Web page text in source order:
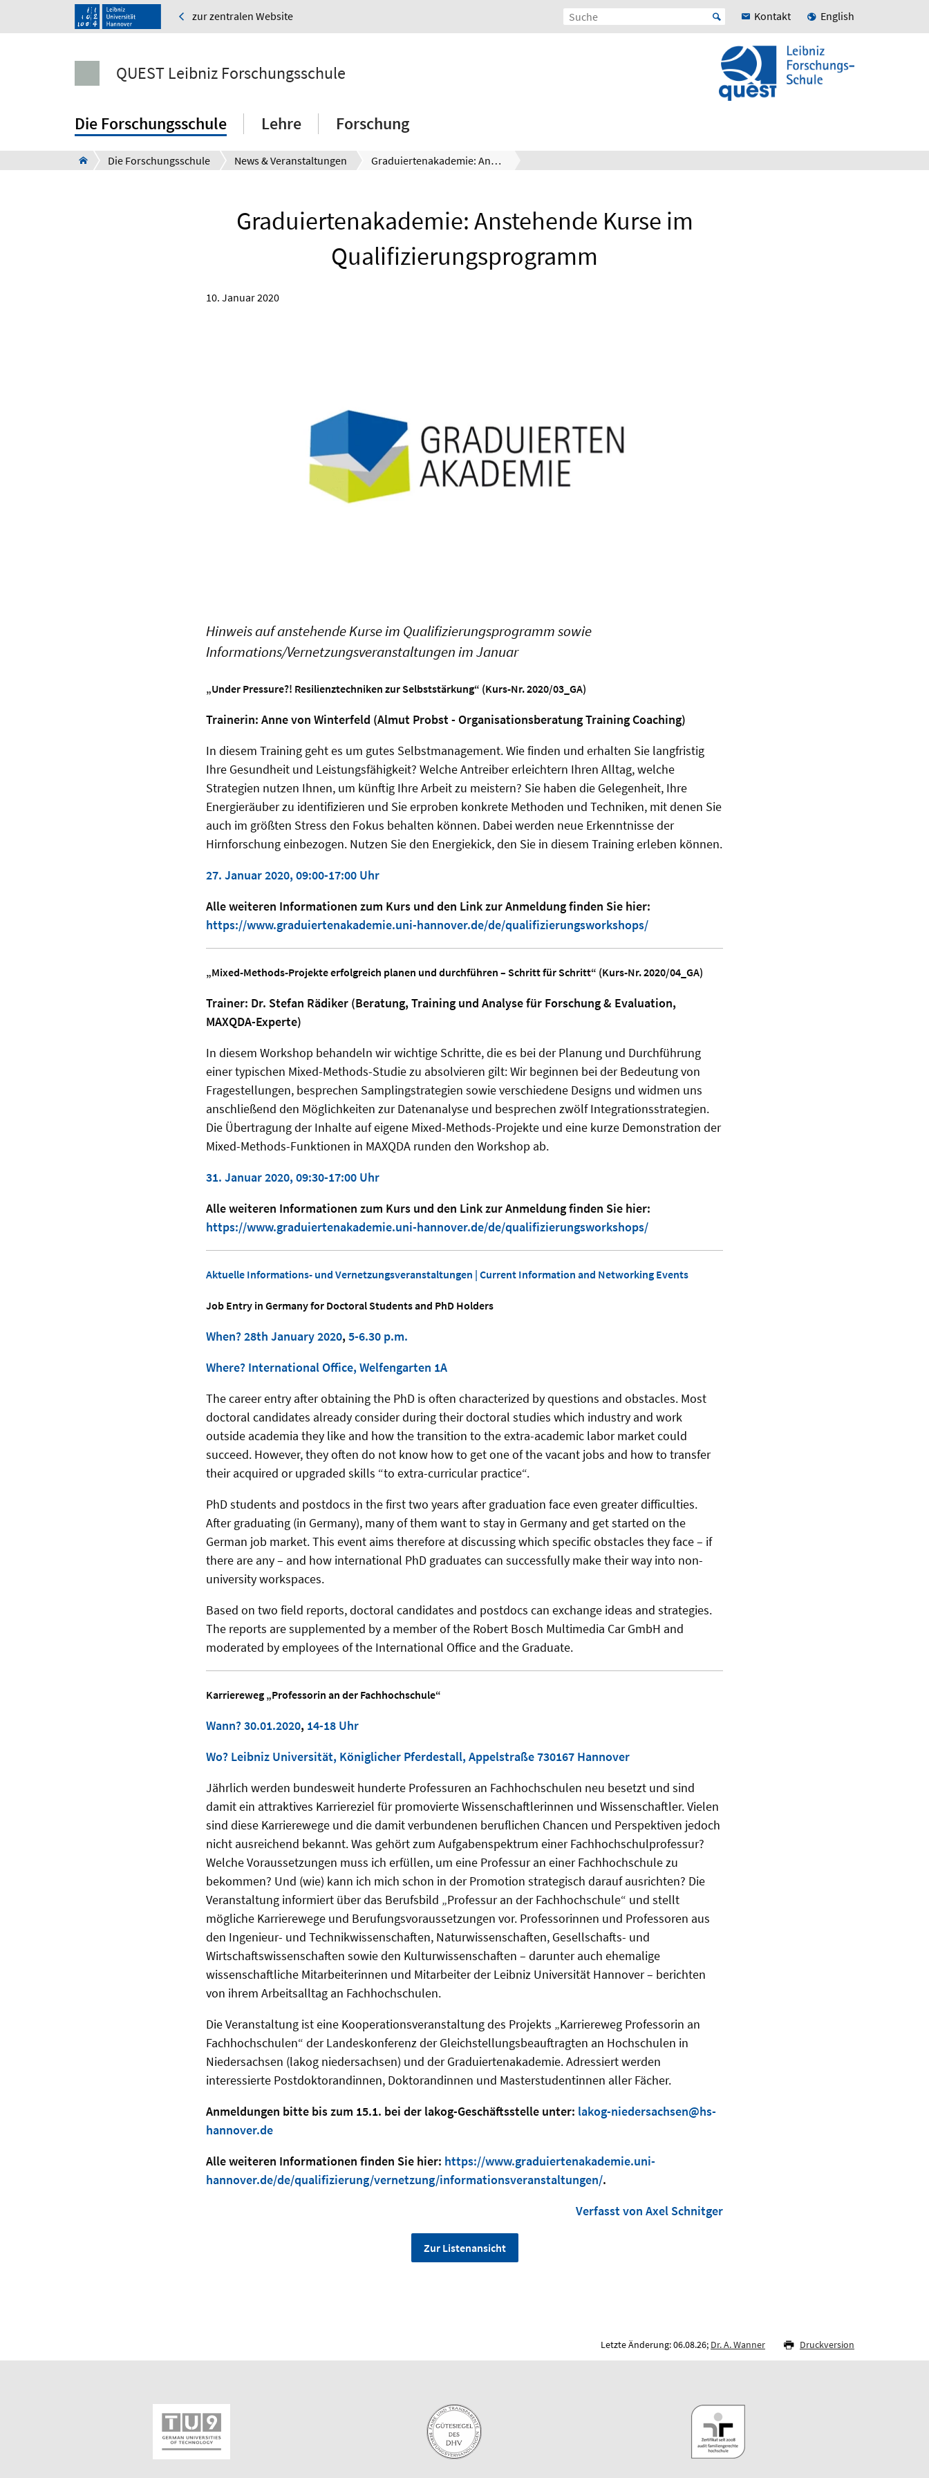
zur zentralen Website Kontakt English
QUEST Leibniz Forschungsschule
Die Forschungsschule Lehre Forschung
Die Forschungsschule News & Veranstaltungen Graduiertenakademie: Anstehende Kurse im Qualifizierungsprogramm
Graduiertenakademie: Anstehende Kurse im
Qualifizierungsprogramm
10. Januar 2020
Hinweis auf anstehende Kurse im Qualifizierungsprogramm sowie
Informations/Vernetzungsveranstaltungen im Januar
„Under Pressure?! Resilienztechniken zur Selbststärkung“ (Kurs-Nr. 2020/03_GA)
Trainerin: Anne von Winterfeld (Almut Probst - Organisationsberatung Training Coaching)
In diesem Training geht es um gutes Selbstmanagement. Wie finden und erhalten Sie langfristig
Ihre Gesundheit und Leistungsfähigkeit? Welche Antreiber erleichtern Ihren Alltag, welche
Strategien nutzen Ihnen, um künftig Ihre Arbeit zu meistern? Sie haben die Gelegenheit, Ihre
Energieräuber zu identifizieren und Sie erproben konkrete Methoden und Techniken, mit denen Sie
auch im größten Stress den Fokus behalten können. Dabei werden neue Erkenntnisse der
Hirnforschung einbezogen. Nutzen Sie den Energiekick, den Sie in diesem Training erleben können.
27. Januar 2020, 09:00-17:00 Uhr
Alle weiteren Informationen zum Kurs und den Link zur Anmeldung finden Sie hier:
https://www.graduiertenakademie.uni-hannover.de/de/qualifizierungsworkshops/
„Mixed-Methods-Projekte erfolgreich planen und durchführen – Schritt für Schritt“ (Kurs-Nr. 2020/04_GA)
Trainer: Dr. Stefan Rädiker (Beratung, Training und Analyse für Forschung & Evaluation,
MAXQDA-Experte)
In diesem Workshop behandeln wir wichtige Schritte, die es bei der Planung und Durchführung
einer typischen Mixed-Methods-Studie zu absolvieren gilt: Wir beginnen bei der Bedeutung von
Fragestellungen, besprechen Samplingstrategien sowie verschiedene Designs und widmen uns
anschließend den Möglichkeiten zur Datenanalyse und besprechen zwölf Integrationsstrategien.
Die Übertragung der Inhalte auf eigene Mixed-Methods-Projekte und eine kurze Demonstration der
Mixed-Methods-Funktionen in MAXQDA runden den Workshop ab.
31. Januar 2020, 09:30-17:00 Uhr
Alle weiteren Informationen zum Kurs und den Link zur Anmeldung finden Sie hier:
https://www.graduiertenakademie.uni-hannover.de/de/qualifizierungsworkshops/
Aktuelle Informations- und Vernetzungsveranstaltungen | Current Information and Networking Events
Job Entry in Germany for Doctoral Students and PhD Holders
When?28th January 2020, 5-6.30 p.m.
Where? International Office, Welfengarten 1A
The career entry after obtaining the PhD is often characterized by questions and obstacles. Most
doctoral candidates already consider during their doctoral studies which industry and work
outside academia they like and how the transition to the extra-academic labor market could
succeed. However, they often do not know how to get one of the vacant jobs and how to transfer
their acquired or upgraded skills “to extra-curricular practice“.
PhD students and postdocs in the first two years after graduation face even greater difficulties.
After graduating (in Germany), many of them want to stay in Germany and get started on the
German job market. This event aims therefore at discussing which specific obstacles they face – if
there are any – and how international PhD graduates can successfully make their way into non-
university workspaces.
Based on two field reports, doctoral candidates and postdocs can exchange ideas and strategies.
The reports are supplemented by a member of the Robert Bosch Multimedia Car GmbH and
moderated by employees of the International Office and the Graduate.
Karriereweg „Professorin an der Fachhochschule“
Wann? 30.01.2020, 14-18 Uhr
Wo? Leibniz Universität, Königlicher Pferdestall, Appelstraße 730167 Hannover
Jährlich werden bundesweit hunderte Professuren an Fachhochschulen neu besetzt und sind
damit ein attraktives Karriereziel für promovierte Wissenschaftlerinnen und Wissenschaftler. Vielen
sind diese Karrierewege und die damit verbundenen beruflichen Chancen und Perspektiven jedoch
nicht ausreichend bekannt. Was gehört zum Aufgabenspektrum einer Fachhochschulprofessur?
Welche Voraussetzungen muss ich erfüllen, um eine Professur an einer Fachhochschule zu
bekommen? Und (wie) kann ich mich schon in der Promotion strategisch darauf ausrichten? Die
Veranstaltung informiert über das Berufsbild „Professur an der Fachhochschule“ und stellt
mögliche Karrierewege und Berufungsvoraussetzungen vor. Professorinnen und Professoren aus
den Ingenieur- und Technikwissenschaften, Naturwissenschaften, Gesellschafts- und
Wirtschaftswissenschaften sowie den Kulturwissenschaften – darunter auch ehemalige
wissenschaftliche Mitarbeiterinnen und Mitarbeiter der Leibniz Universität Hannover – berichten
von ihrem Arbeitsalltag an Fachhochschulen.
Die Veranstaltung ist eine Kooperationsveranstaltung des Projekts „Karriereweg Professorin an
Fachhochschulen“ der Landeskonferenz der Gleichstellungsbeauftragten an Hochschulen in
Niedersachsen (lakog niedersachsen) und der Graduiertenakademie. Adressiert werden
interessierte Postdoktorandinnen, Doktorandinnen und Masterstudentinnen aller Fächer.
Anmeldungen bitte bis zum 15.1. bei der lakog-Geschäftsstelle unter: lakog-niedersachsen@hs-
hannover.de
Alle weiteren Informationen finden Sie hier: https://www.graduiertenakademie.uni-
hannover.de/de/qualifizierung/vernetzung/informationsveranstaltungen/.
Verfasst von Axel Schnitger
Zur Listenansicht
Letzte Änderung: 06.08.26; Dr. A. Wanner Druckversion